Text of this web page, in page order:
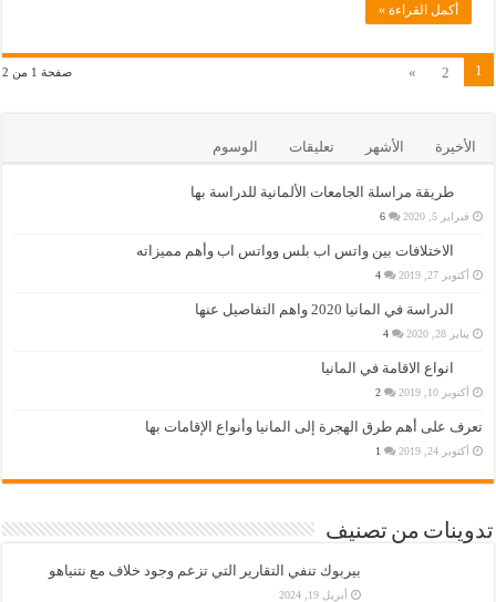
أكمل القراءة »
صفحة 1 من 2 1
2
»
الأخيرة الأشهر تعليقات الوسوم
طريقة مراسلة الجامعات الألمانية للدراسة بها
فبراير 5, 2020 6
الاختلافات بين واتس اب بلس وواتس اب وأهم مميزاته
أكتوبر 27, 2019 4
الدراسة في المانيا 2020 واهم التفاصيل عنها
يناير 28, 2020 4
انواع الاقامة في المانيا
أكتوبر 10, 2019 2
تعرف على أهم طرق الهجرة إلى المانيا وأنواع الإقامات بها
أكتوبر 24, 2019 1
تدوينات من تصنيف
بيربوك تنفي التقارير التي تزعم وجود خلاف مع نتنياهو
أبريل 19, 2024